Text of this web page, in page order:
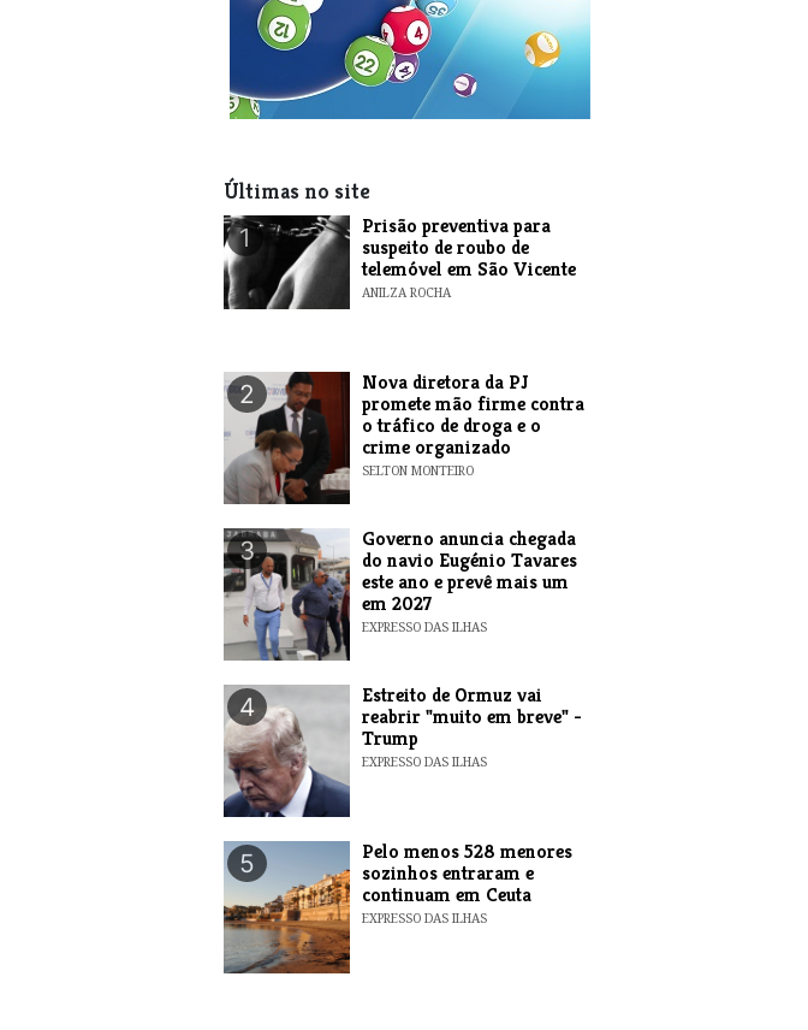
Últimas no site
1
Prisão preventiva para
suspeito de roubo de
telemóvel em São Vicente
ANILZA ROCHA
2
Nova diretora da PJ
promete mão firme contra
o tráfico de droga e o
crime organizado
SELTON MONTEIRO
3
Governo anuncia chegada
do navio Eugénio Tavares
este ano e prevê mais um
em 2027
EXPRESSO DAS ILHAS
4
Estreito de Ormuz vai
reabrir "muito em breve" -
Trump
EXPRESSO DAS ILHAS
5
Pelo menos 528 menores
sozinhos entraram e
continuam em Ceuta
EXPRESSO DAS ILHAS